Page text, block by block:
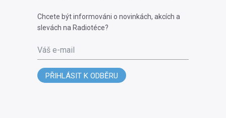
Chcete být informováni o novinkách, akcích a
slevách na Radiotéce?
Váš e-mail
PŘIHLÁSIT K ODBĚRU